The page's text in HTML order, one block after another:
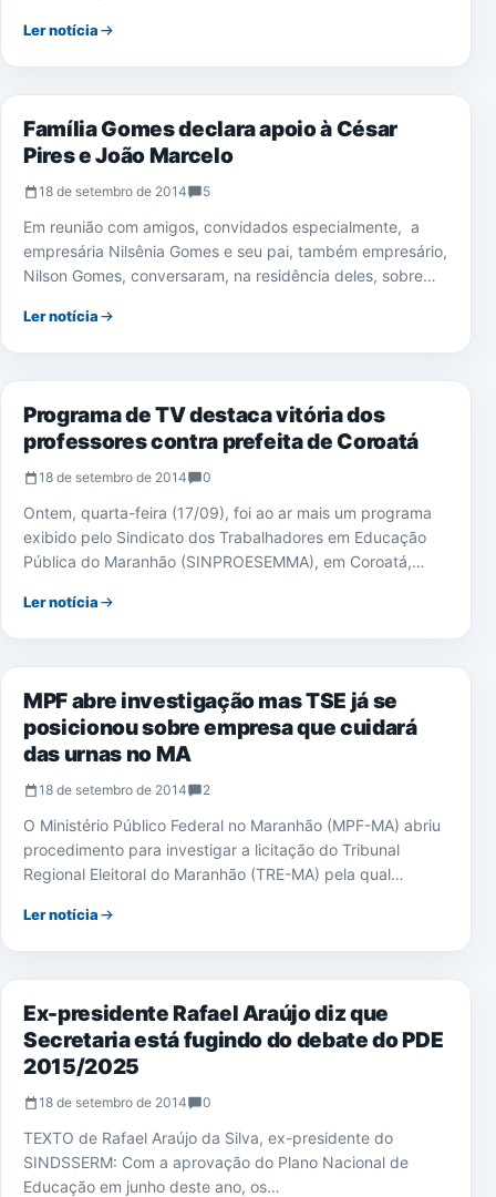
Ler notícia
ELEIÇÕES 2014
Família Gomes declara apoio à César
Pires e João Marcelo
18 de setembro de 2014 5
Em reunião com amigos, convidados especialmente, a
empresária Nilsênia Gomes e seu pai, também empresário,
Nilson Gomes, conversaram, na residência deles, sobre…
Ler notícia
COROATÁ
Programa de TV destaca vitória dos
professores contra prefeita de Coroatá
18 de setembro de 2014 0
Ontem, quarta-feira (17/09), foi ao ar mais um programa
exibido pelo Sindicato dos Trabalhadores em Educação
Pública do Maranhão (SINPROESEMMA), em Coroatá,…
Ler notícia
ELEIÇÕES 2014
MPF abre investigação mas TSE já se
posicionou sobre empresa que cuidará
das urnas no MA
18 de setembro de 2014 2
O Ministério Público Federal no Maranhão (MPF-MA) abriu
procedimento para investigar a licitação do Tribunal
Regional Eleitoral do Maranhão (TRE-MA) pela qual…
Ler notícia
NOTÍCIAS
Ex-presidente Rafael Araújo diz que
Secretaria está fugindo do debate do PDE
2015/2025
18 de setembro de 2014 0
TEXTO de Rafael Araújo da Silva, ex-presidente do
SINDSSERM: Com a aprovação do Plano Nacional de
Educação em junho deste ano, os…